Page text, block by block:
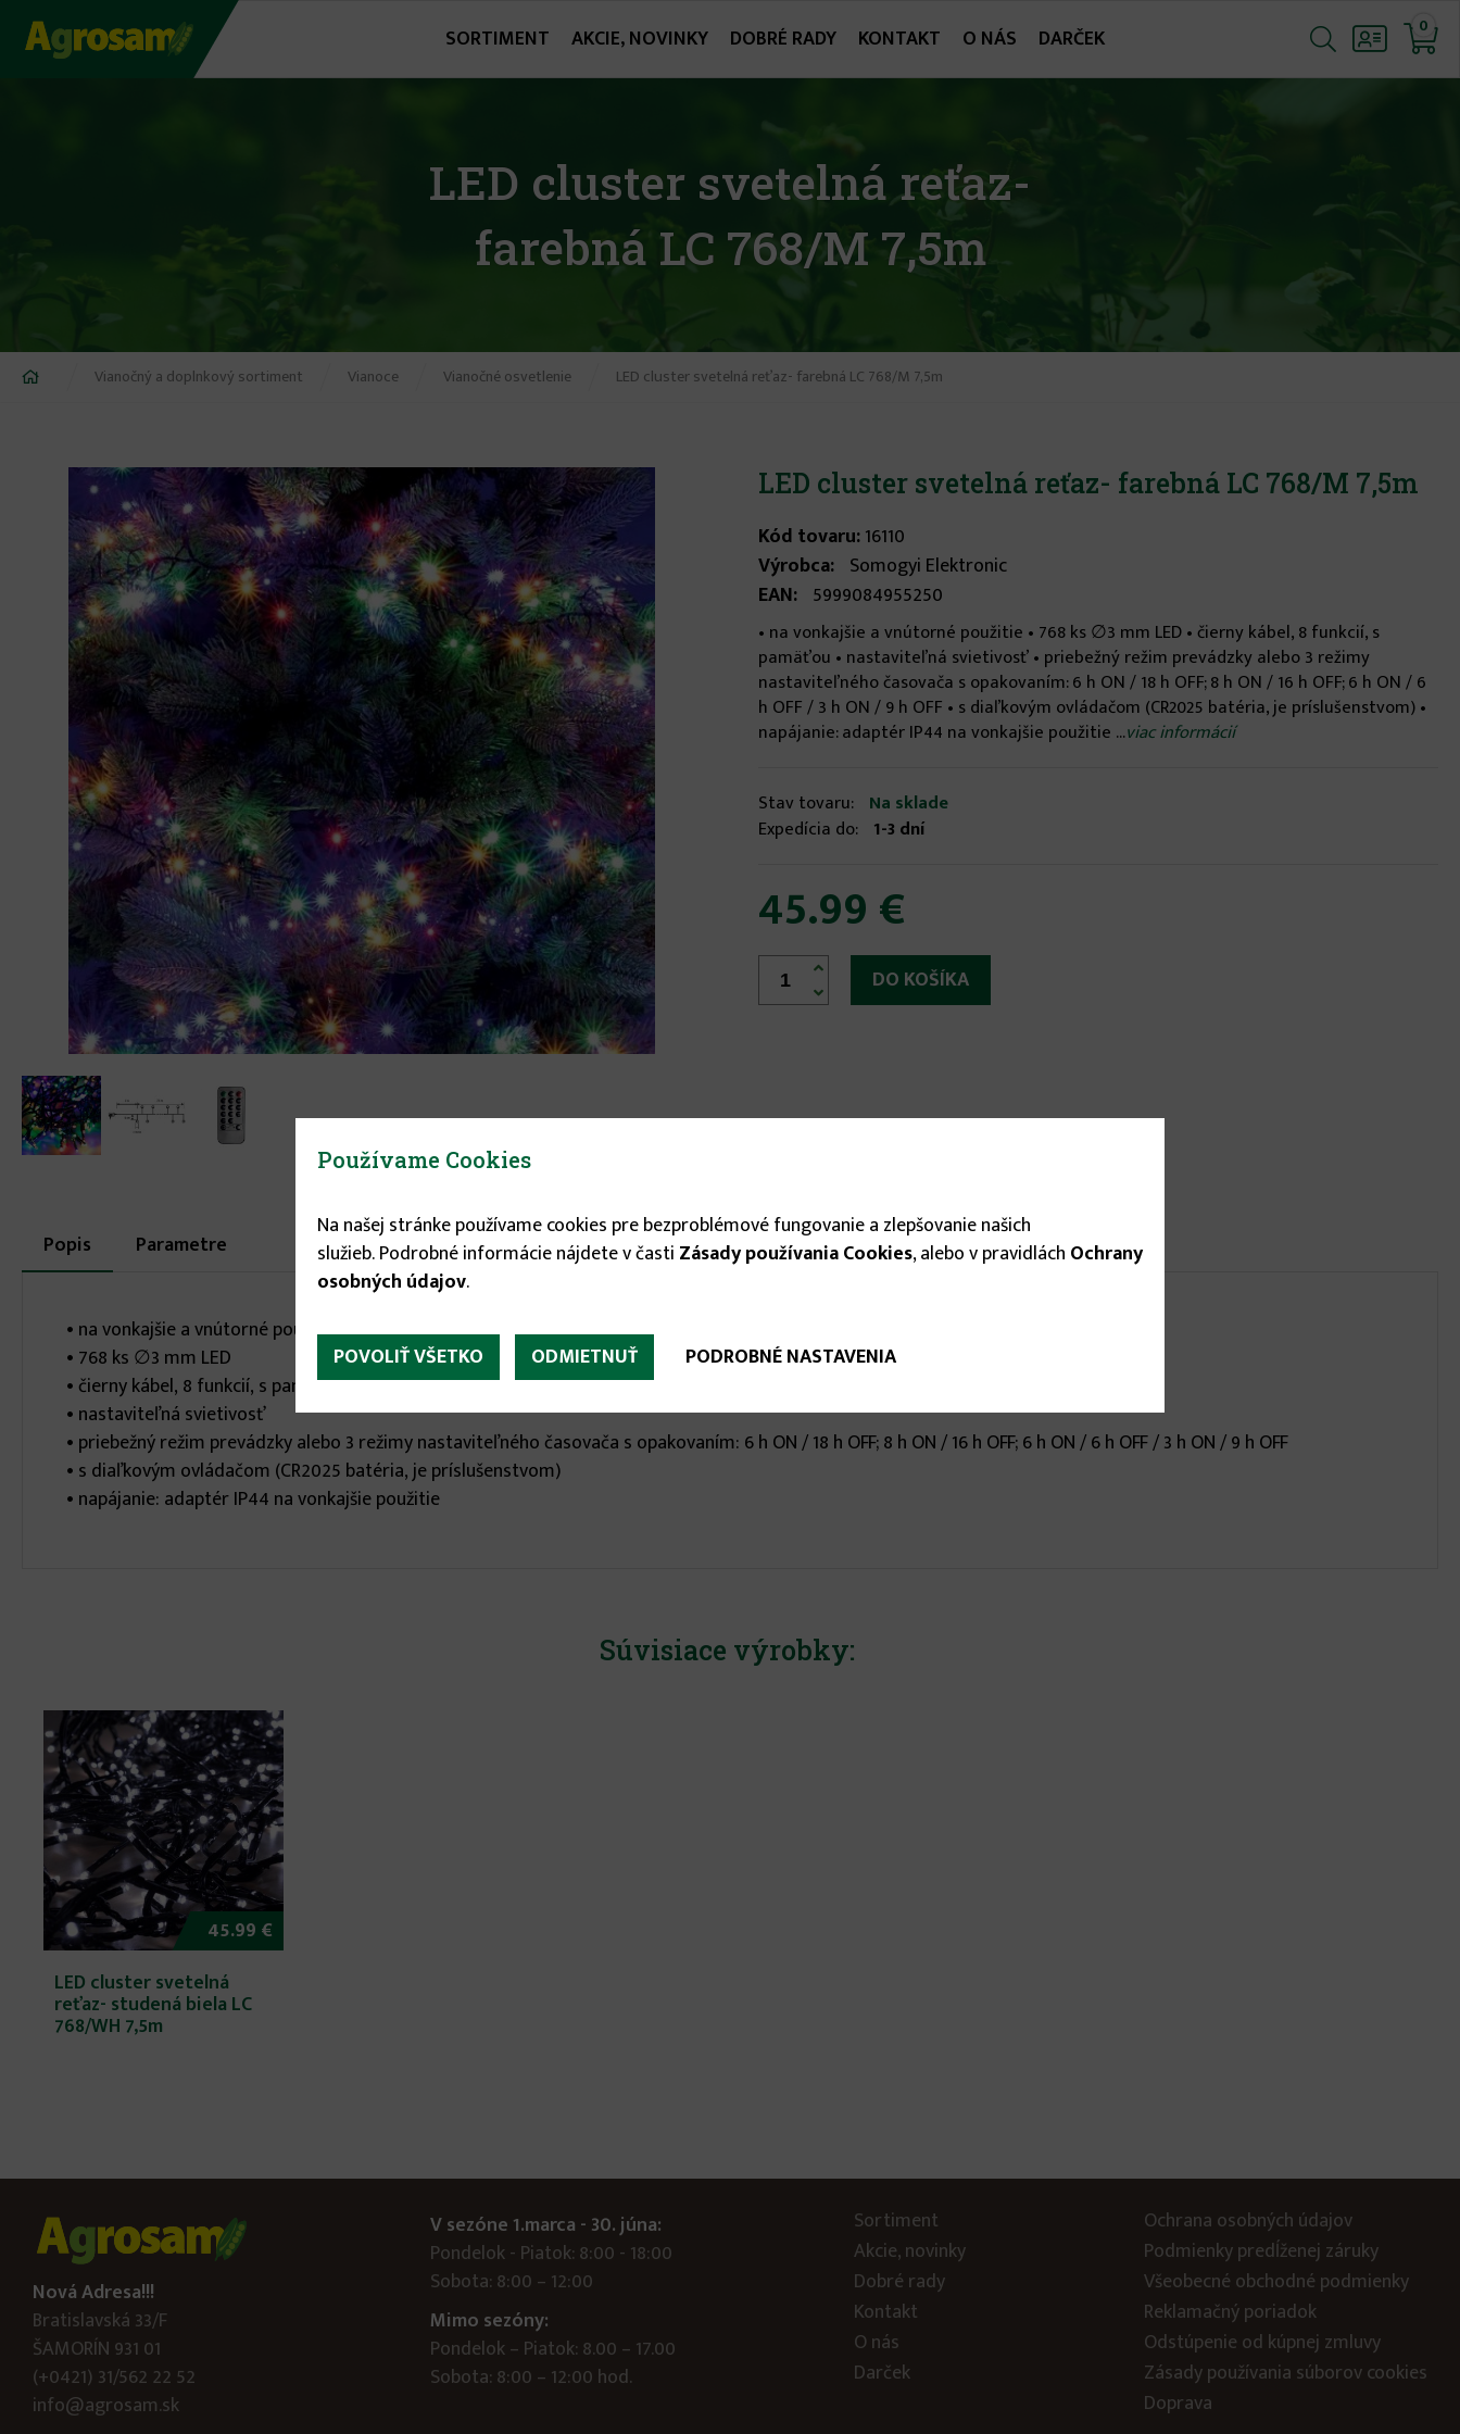
Jump
SORTIMENT AKCIE, NOVINKY DOBRÉ RADY KONTAKT O NÁS DARČEK 0
LED cluster svetelná reťaz-
farebná LC 768/M 7,5m
Nachádzate
Vianočný a doplnkový sortiment Vianoce Vianočné osvetlenie LED cluster svetelná reťaz- farebná LC 768/M 7,5m
LED cluster svetelná reťaz- farebná LC 768/M 7,5m
Kód tovaru:16110
Výrobca: Somogyi Elektronic
EAN: 5999084955250
• na vonkajšie a vnútorné použitie • 768 ks ∅3 mm LED • čierny kábel, 8 funkcií, s
pamäťou • nastaviteľná svietivosť • priebežný režim prevádzky alebo 3 režimy
nastaviteľného časovača s opakovaním: 6 h ON / 18 h OFF; 8 h ON / 16 h OFF; 6 h ON / 6
h OFF / 3 h ON / 9 h OFF • s diaľkovým ovládačom (CR2025 batéria, je príslušenstvom) •
napájanie: adaptér IP44 na vonkajšie použitie ...viac informácií
Stav tovaru: Na sklade
Expedícia do: 1-3 dní
45.99 €


More
infos
Popis (aktívna
karta)
Parametre
• na vonkajšie a vnútorné použitie
• 768 ks ∅3 mm LED
• čierny kábel, 8 funkcií, s pamäťou
• nastaviteľná svietivosť
• priebežný režim prevádzky alebo 3 režimy nastaviteľného časovača s opakovaním: 6 h ON / 18 h OFF; 8 h ON / 16 h OFF; 6 h ON / 6 h OFF / 3 h ON / 9 h OFF
• s diaľkovým ovládačom (CR2025 batéria, je príslušenstvom)
• napájanie: adaptér IP44 na vonkajšie použitie
Súvisiace výrobky:
45.99 €
LED cluster svetelná
reťaz- studená biela LC
768/WH 7,5m
Nová Adresa!!!
Bratislavská 33/F
ŠAMORÍN 931 01
(+0421) 31/562 22 52
info@agrosam.sk
V sezóne 1.marca - 30. júna:
Pondelok - Piatok: 8:00 - 18:00
Sobota: 8:00 – 12:00
Mimo sezóny:
Pondelok – Piatok: 8.00 – 17.00
Sobota: 8:00 – 12:00 hod.
Sortiment
Akcie, novinky
Dobré rady
Kontakt
O nás
Darček
Ochrana osobných údajov
Podmienky predĺženej záruky
Všeobecné obchodné podmienky
Reklamačný poriadok
Odstúpenie od kúpnej zmluvy
Zásady používania súborov cookies
Doprava
Používame Cookies
Na našej stránke používame cookies pre bezproblémové fungovanie a zlepšovanie našich
služieb. Podrobné informácie nájdete v časti Zásady používania Cookies, alebo v pravidlách Ochrany
osobných údajov.
POVOLIŤ VŠETKO ODMIETNUŤ PODROBNÉ NASTAVENIA